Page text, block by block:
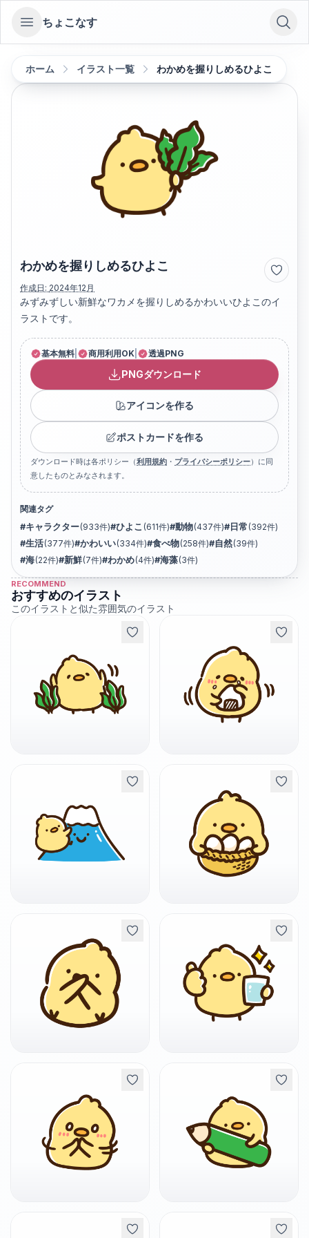
Open sidebar
ちょこなす
ホーム イラスト一覧 わかめを握りしめるひよこ
わかめを握りしめるひよこ
作成日: 2024年12月
みずみずしい新鮮なワカメを握りしめるかわいいひよこのイ
ラストです。
基本無料 商用利用OK 透過PNG
PNGダウンロード
アイコンを作る
ポストカードを作る
ダウンロード時は各ポリシー（利用規約 ・ プライバシーポリシー）に同
意したものとみなされます。
関連タグ
#キャラクター(933件)#ひよこ (611件)#動物(437件)# 日常 (392件)
#生活(377件)#かわいい(334件)#食べ物(258件)#自然(39件)
#海(22件)#新鮮(7件)#わかめ(4件)#海藻(3件)
RECOMMEND
おすすめのイラスト
このイラストと似た雰囲気のイラスト